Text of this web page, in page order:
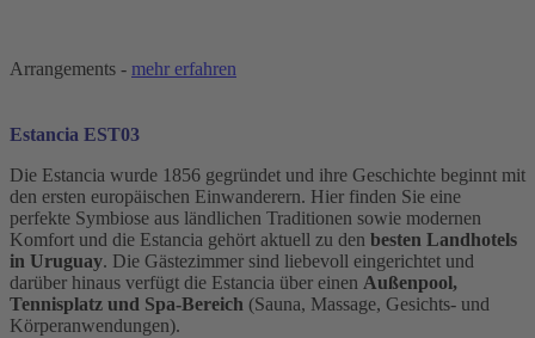
Arrangements - mehr erfahren
Estancia EST03
Die Estancia wurde 1856 gegründet und ihre Geschichte beginnt mit
den ersten europäischen Einwanderern. Hier finden Sie eine
perfekte Symbiose aus ländlichen Traditionen sowie modernen
Komfort und die Estancia gehört aktuell zu den besten Landhotels
in Uruguay. Die Gästezimmer sind liebevoll eingerichtet und
darüber hinaus verfügt die Estancia über einen Außenpool,
Tennisplatz und Spa-Bereich (Sauna, Massage, Gesichts- und
Körperanwendungen).